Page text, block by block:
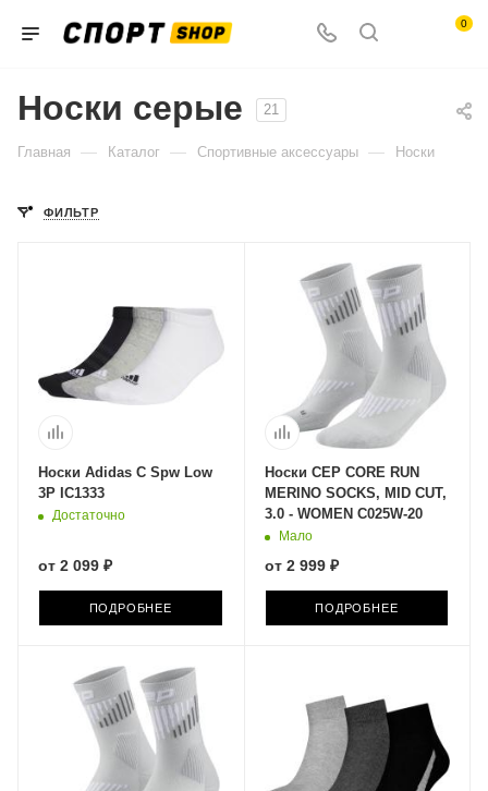
0
Носки серые 21
Главная — Каталог — Спортивные аксессуары — Носки
ФИЛЬТР
Носки Adidas C Spw Low
3P IC1333
Достаточно
от 2 099 ₽
ПОДРОБНЕЕ
Носки CEP CORE RUN
MERINO SOCKS, MID CUT,
3.0 - WOMEN C025W-20
Мало
от 2 999 ₽
ПОДРОБНЕЕ